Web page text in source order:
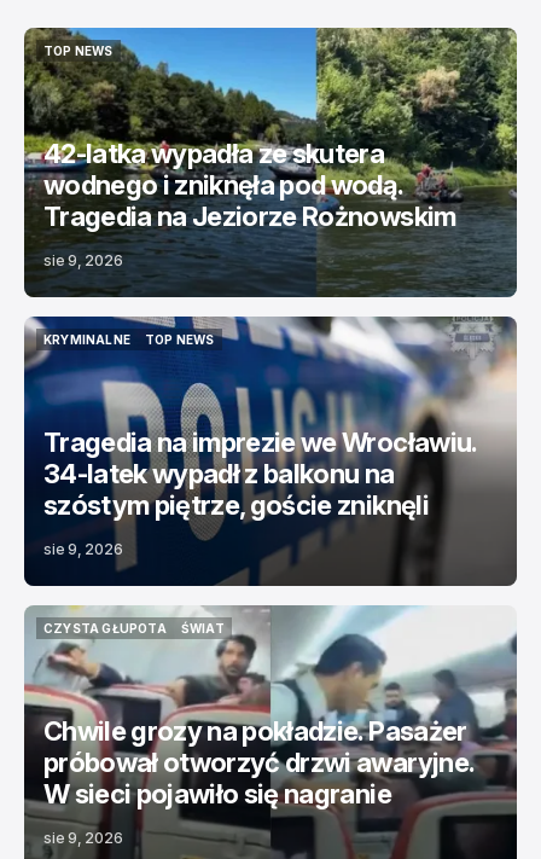
TOP NEWS
TOP NEWS
42-latka wypadła ze skutera
wodnego i zniknęła pod wodą.
Tragedia na Jeziorze Rożnowskim
sie 9, 2026
KRYMINALNE
KRYMINALNE
TOP NEWS
Tragedia na imprezie we Wrocławiu.
34-latek wypadł z balkonu na
szóstym piętrze, goście zniknęli
sie 9, 2026
CZYSTA GŁUPOTA
CZYSTA GŁUPOTA
ŚWIAT
ŚWIAT
Chwile grozy na pokładzie. Pasażer
próbował otworzyć drzwi awaryjne.
W sieci pojawiło się nagranie
sie 9, 2026